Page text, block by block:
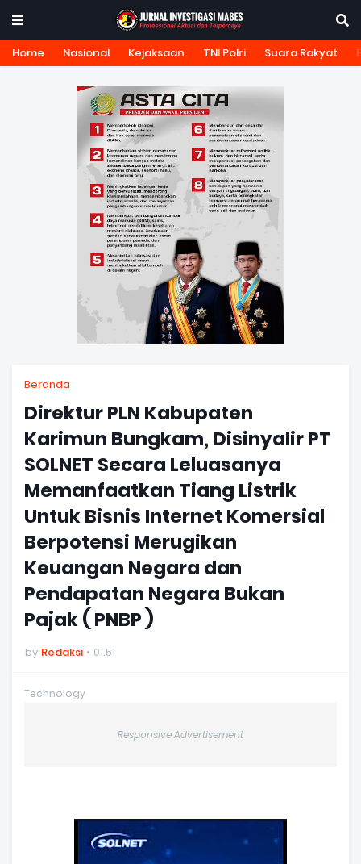
Home Nasional Kejaksaan TNI Polri Suara Rakyat
Beranda
Direktur PLN Kabupaten
Karimun Bungkam, Disinyalir PT
SOLNET Secara Leluasanya
Memanfaatkan Tiang Listrik
Untuk Bisnis Internet Komersial
Berpotensi Merugikan
Keuangan Negara dan
Pendapatan Negara Bukan
Pajak ( PNBP )
by Redaksi 01.51
Technology
Responsive Advertisement